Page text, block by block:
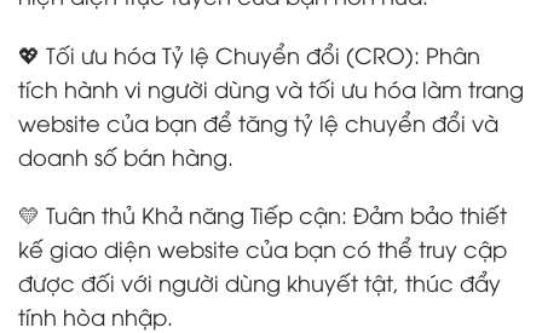
💖 Tối ưu hóa Tỷ lệ Chuyển đổi (CRO): Phân
tích hành vi người dùng và tối ưu hóa làm trang
website của bạn để tăng tỷ lệ chuyển đổi và
doanh số bán hàng.
💛 Tuân thủ Khả năng Tiếp cận: Đảm bảo thiết
kế giao diện website của bạn có thể truy cập
được đối với người dùng khuyết tật, thúc đẩy
tính hòa nhập.